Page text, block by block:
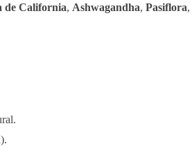
de California, Ashwagandha, Pasiflora,